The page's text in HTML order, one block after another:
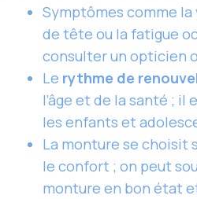
Symptômes comme la
de tête ou la fatigue
consulter un opticien
Le rythme de
l’âge et de la santé ;
les enfants et
La monture se choisit
le confort ; on peut
monture en bon état